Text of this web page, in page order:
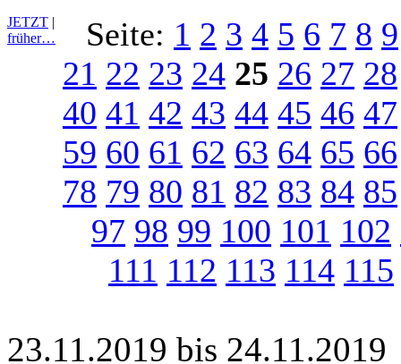
JETZT |
früher…
Seite: 1 2 3 4 5 6 7 8 9
21 22 23 24 25 26 27 28
40 41 42 43 44 45 46 47
59 60 61 62 63 64 65 66
78 79 80 81 82 83 84 85
97 98 99 100 101 102
111 112 113 114 115
23.11.2019 bis 24.11.2019